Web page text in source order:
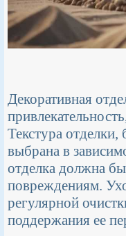
Декоративная
Текстура
выбрана в
отделка должна
повреждениям.
регулярной
поддержания ее